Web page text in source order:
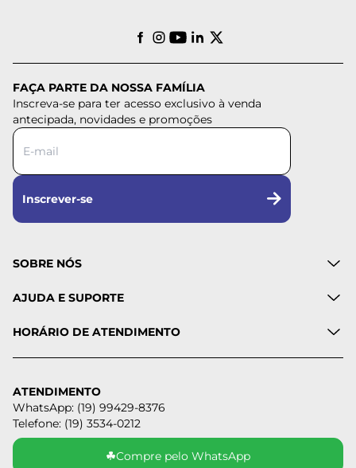
FAÇA PARTE DA NOSSA FAMÍLIA
Inscreva-se para ter acesso exclusivo à venda
antecipada, novidades e promoções
Inscrever-se
SOBRE NÓS
AJUDA E SUPORTE
HORÁRIO DE ATENDIMENTO
ATENDIMENTO
WhatsApp: (19) 99429-8376
Telefone: (19) 3534-0212
☘Compre pelo WhatsApp